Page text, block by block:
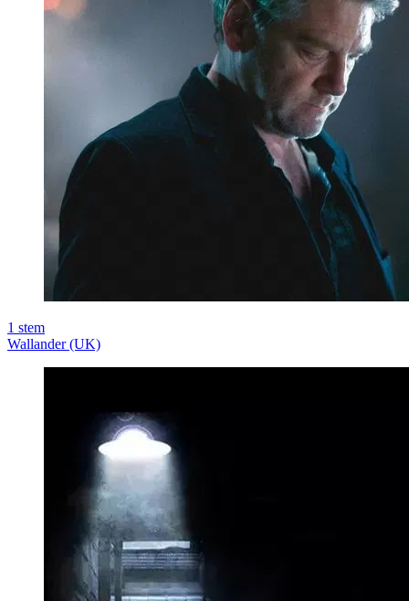
1 stem
Wallander (UK)